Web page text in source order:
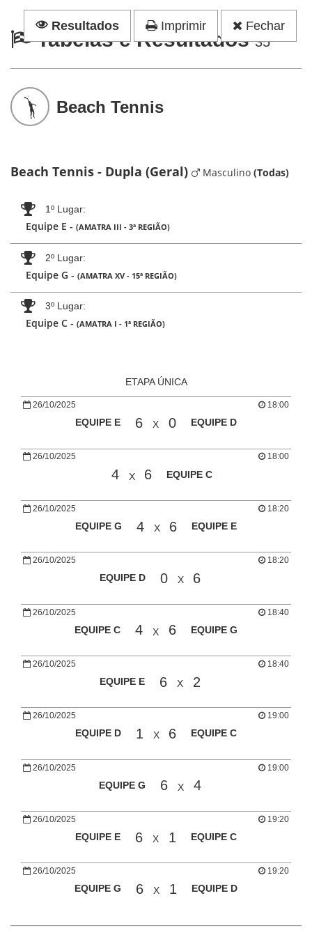
Tabelas e Resultados35
Beach Tennis
Resultados Imprimir Fechar
Beach Tennis - Dupla (Geral) Masculino (Todas)
1º Lugar
Equipe E - (AMATRA III - 3ª REGIÃO)
2º Lugar
Equipe G - (AMATRA XV - 15ª REGIÃO)
3º Lugar
Equipe C - (AMATRA I - 1ª REGIÃO)
ETAPA ÚNICA
26/10/2025
EQUIPE E 6 X 0 EQUIPE D
18:00
26/10/2025
4 X 6 EQUIPE C
18:00
26/10/2025
EQUIPE G 4 X 6 EQUIPE E
18:20
26/10/2025
EQUIPE D 0 X 6
18:20
26/10/2025
EQUIPE C 4 X 6 EQUIPE G
18:40
26/10/2025
EQUIPE E 6 X 2
18:40
26/10/2025
EQUIPE D 1 X 6 EQUIPE C
19:00
26/10/2025
EQUIPE G 6 X 4
19:00
26/10/2025
EQUIPE E 6 X 1 EQUIPE C
19:20
26/10/2025
EQUIPE G 6 X 1 EQUIPE D
19:20